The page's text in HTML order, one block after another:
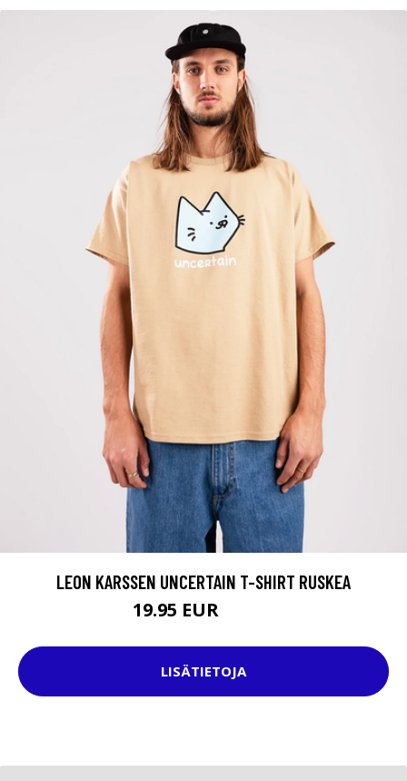
LEON KARSSEN UNCERTAIN T-SHIRT RUSKEA
19.95 EUR
LISÄTIETOJA